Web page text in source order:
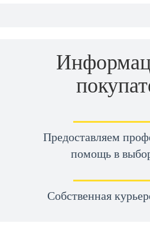
Предоставляем
помощь в
Cобственная